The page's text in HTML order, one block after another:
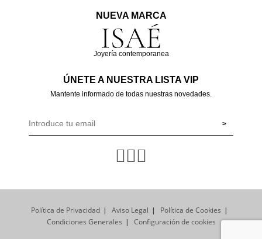
NUEVA MARCA
Joyería contemporanea
ÚNETE A NUESTRA LISTA VIP
Mantente informado de todas nuestras novedades.
Política de Privacidad Aviso Legal
Política de Cookies
Condiciones Generales
Configuración de cookies